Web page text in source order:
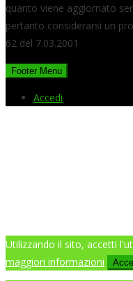
quanto viene aggiornato
pertanto considerarsi un
62 del 7.03.2001
Footer Menu
Accedi
Utilizzando il sito, accetti
maggiori informazioni